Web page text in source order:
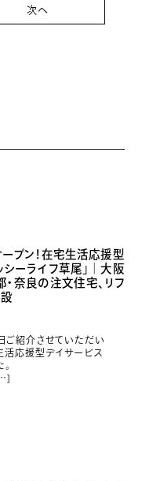
次へ
プン！在宅生活応援型
シーライフ草尾」｜大阪
・奈良の注文住宅、リフ
ご紹介させていただい
活応援型デイサービス